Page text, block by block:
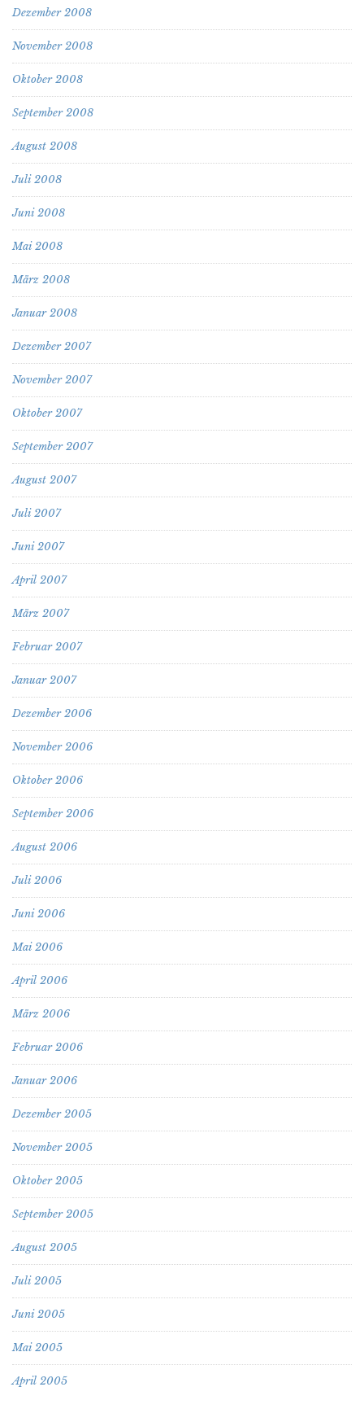
Dezember 2008
November 2008
Oktober 2008
September 2008
August 2008
Juli 2008
Juni 2008
Mai 2008
März 2008
Januar 2008
Dezember 2007
November 2007
Oktober 2007
September 2007
August 2007
Juli 2007
Juni 2007
April 2007
März 2007
Februar 2007
Januar 2007
Dezember 2006
November 2006
Oktober 2006
September 2006
August 2006
Juli 2006
Juni 2006
Mai 2006
April 2006
März 2006
Februar 2006
Januar 2006
Dezember 2005
November 2005
Oktober 2005
September 2005
August 2005
Juli 2005
Juni 2005
Mai 2005
April 2005